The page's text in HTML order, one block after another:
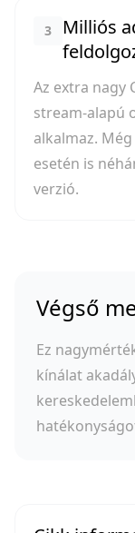
3
Milliós
Az extra nagy
stream-alapú
alkalmaz.
esetén is
verzió.
Végső
Ez
kínálat